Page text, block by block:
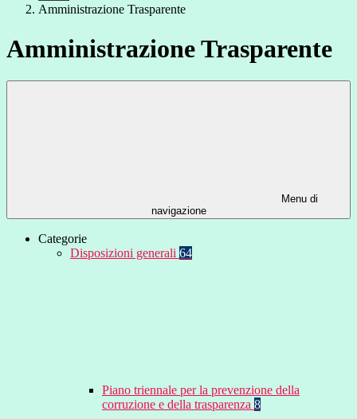
Amministrazione Trasparente
Amministrazione Trasparente
Menu di
navigazione
Categorie
Disposizioni generali 64
Piano triennale per la prevenzione della
corruzione e della trasparenza 8